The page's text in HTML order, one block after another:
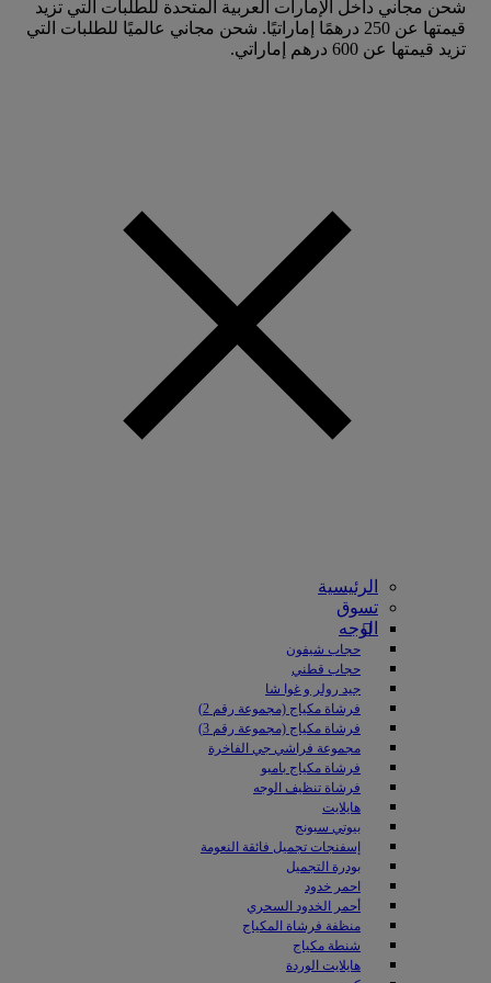
شحن مجاني داخل الإمارات العربية المتحدة للطلبات التي تزيد
قيمتها عن 250 درهمًا إماراتيًا. شحن مجاني عالميًا للطلبات التي
تزيد قيمتها عن 600 درهم إماراتي.
الرئيسية
تسوق
الوجه
حجاب شيفون
حجاب قطني
جيد رولر و غوا شا
فرشاة مكياج (مجموعة رقم 2)
فرشاة مكياج (مجموعة رقم 3)
مجموعة فراشي جي الفاخرة
فرشاة مكياج بامبو
فرشاة تنظيف الوجه
هايلايت
بيوتي سبونج
إسفنجات تجميل فائقة النعومة
بودرة التجميل
احمر خدود
أحمر الخدود السحري
منظفة فرشاة المكياج
شنطة مكياج
هايلايت الوردة